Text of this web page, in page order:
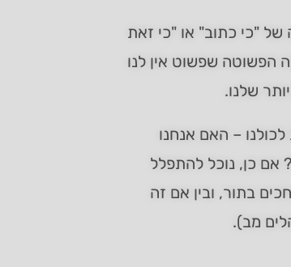
"כי כתוב" או "כי זאת
הפשוטה שפשוט אין לנו
שלנו.
– האם אנחנו
אם כן, נוכל להתפלל
בתור, ובין אם זה
מב).